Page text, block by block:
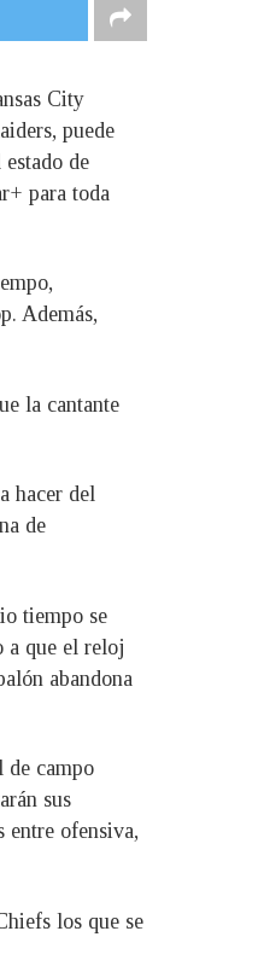
City
puede
de
para toda
Además,
la cantante
hacer del
de
tiempo se
a que el reloj
abandona
de campo
sus
entre ofensiva,
los que se